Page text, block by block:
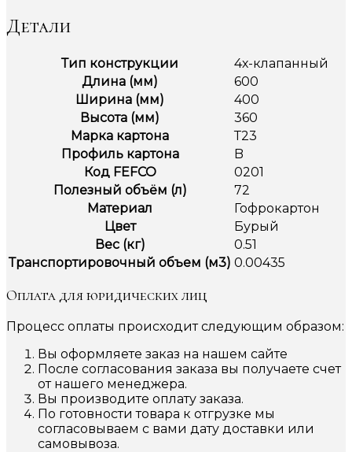
Детали
Тип конструкции
4х-клапанный
Длина (мм)
600
Ширина (мм)
400
Высота (мм)
360
Марка картона
Т23
Профиль картона
B
Код FEFCO
0201
Полезный объём (л)
72
Материал
Гофрокартон
Цвет
Бурый
Вес (кг)
0.51
Транспортировочный объем (м3) 0.00435
Оплата для юридических лиц
Процесс оплаты происходит следующим образом:
Вы оформляете заказ на нашем сайте
После согласования заказа вы получаете счет
от нашего менеджера.
Вы производите оплату заказа.
По готовности товара к отгрузке мы
согласовываем с вами дату доставки или
самовывоза.